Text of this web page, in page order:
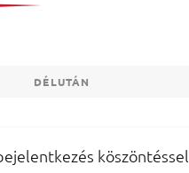
DÉLUTÁN
köszöntéssel